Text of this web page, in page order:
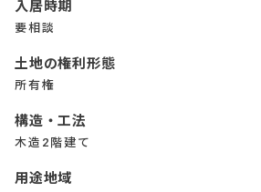
入居時期
要相談
土地の権利形態
所有権
構造・工法
木造2階建て
用途地域